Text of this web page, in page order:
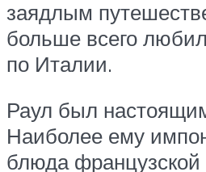
заядлым
больше всего
по Италии.
Раул был
Наиболее ему
блюда французской